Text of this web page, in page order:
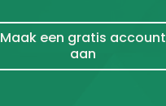
Maak een gratis account
aan